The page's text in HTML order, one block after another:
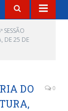
SESSÃO
DE 25 DE
DO
0